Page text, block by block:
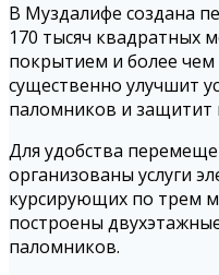
В Муздалифе создана
170 тысяч квадратных
покрытием и более
существенно улучшит
паломников и защитит
Для удобства
организованы услуги
курсирующих по трем
построены
паломников.